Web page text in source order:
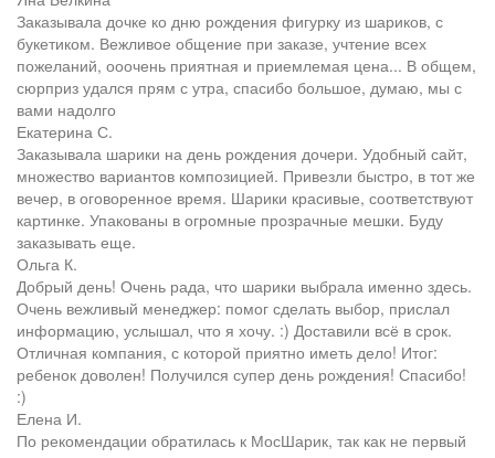
Заказывала дочке ко дню рождения фигурку из шариков, с
букетиком. Вежливое общение при заказе, учтение всех
пожеланий, ооочень приятная и приемлемая цена... В общем,
сюрприз удался прям с утра, спасибо большое, думаю, мы с
вами надолго
Екатерина С.
Заказывала шарики на день рождения дочери. Удобный сайт,
множество вариантов композицией. Привезли быстро, в тот же
вечер, в оговоренное время. Шарики красивые, соответствуют
картинке. Упакованы в огромные прозрачные мешки. Буду
заказывать еще.
Ольга К.
Добрый день! Очень рада, что шарики выбрала именно здесь.
Очень вежливый менеджер: помог сделать выбор, прислал
информацию, услышал, что я хочу. :) Доставили всё в срок.
Отличная компания, с которой приятно иметь дело! Итог:
ребенок доволен! Получился супер день рождения! Спасибо!
:)
Елена И.
По рекомендации обратилась к МосШарик, так как не первый